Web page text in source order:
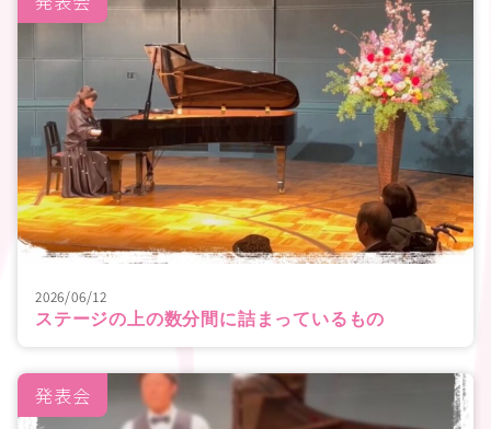
2026/06/12
ステージの上の数分間に詰まっているもの
発表会